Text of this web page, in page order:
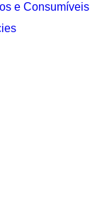
e Consumíveis